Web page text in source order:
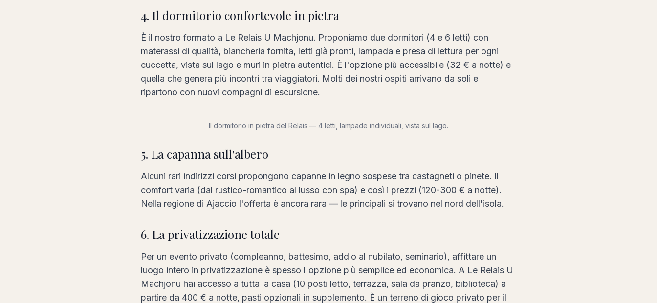
4. Il dormitorio confortevole in pietra
È il nostro formato a Le Relais U Machjonu. Proponiamo due dormitori (4 e 6 letti) con
materassi di qualità, biancheria fornita, letti già pronti, lampada e presa di lettura per ogni
cuccetta, vista sul lago e muri in pietra autentici. È l'opzione più accessibile (32 € a notte) e
quella che genera più incontri tra viaggiatori. Molti dei nostri ospiti arrivano da soli e
ripartono con nuovi compagni di escursione.
Il dormitorio in pietra del Relais — 4 letti, lampade individuali, vista sul lago.
5. La capanna sull'albero
Alcuni rari indirizzi corsi propongono capanne in legno sospese tra castagneti o pinete. Il
comfort varia (dal rustico-romantico al lusso con spa) e così i prezzi (120-300 € a notte).
Nella regione di Ajaccio l'offerta è ancora rara — le principali si trovano nel nord dell'isola.
6. La privatizzazione totale
Per un evento privato (compleanno, battesimo, addio al nubilato, seminario), affittare un
luogo intero in privatizzazione è spesso l'opzione più semplice ed economica. A Le Relais U
Machjonu hai accesso a tutta la casa (10 posti letto, terrazza, sala da pranzo, biblioteca) a
partire da 400 € a notte, pasti opzionali in supplemento. È un terreno di gioco privato per il